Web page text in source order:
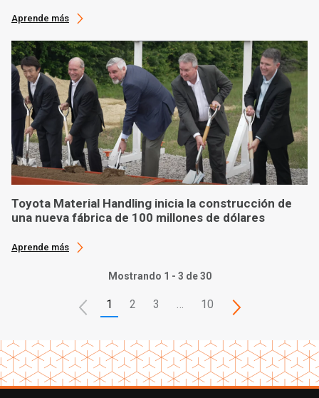
Aprende más
Toyota Material Handling inicia la construcción de
una nueva fábrica de 100 millones de dólares
Aprende más
Mostrando 1 - 3 de 30
1 2 3 … 10